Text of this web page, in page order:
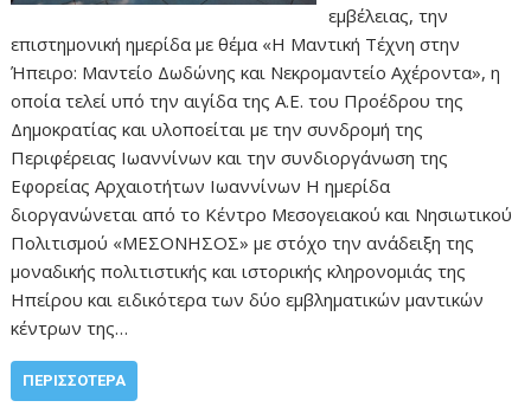
εμβέλειας, την
επιστημονική ημερίδα με θέμα «Η Μαντική Τέχνη στην
Ήπειρο: Μαντείο Δωδώνης και Νεκρομαντείο Αχέροντα», η
οποία τελεί υπό την αιγίδα της Α.Ε. του Προέδρου της
Δημοκρατίας και υλοποείται με την συνδρομή της
Περιφέρειας Ιωαννίνων και την συνδιοργάνωση της
Εφορείας Αρχαιοτήτων Ιωαννίνων Η ημερίδα
διοργανώνεται από το Κέντρο Μεσογειακού και Νησιωτικού
Πολιτισμού «ΜΕΣΟΝΗΣΟΣ» με στόχο την ανάδειξη της
μοναδικής πολιτιστικής και ιστορικής κληρονομιάς της
Ηπείρου και ειδικότερα των δύο εμβληματικών μαντικών
κέντρων της…
ΠΕΡΙΣΣΌΤΕΡΑ